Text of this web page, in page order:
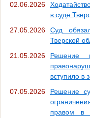
02.06.2026
в суде
27.05.2026
Суд
Тверской
21.05.2026
Решение
вступило в
07.05.2026
Решение
правом в